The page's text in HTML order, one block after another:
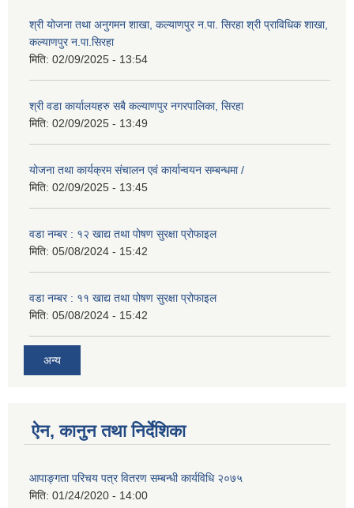
श्री योजना तथा अनुगमन शाखा, कल्याणपुर न.पा. सिरहा श्री प्राविधिक शाखा,
कल्याणपुर न.पा.सिरहा
मिति: 02/09/2025 - 13:54
श्री वडा कार्यालयहरु सबै कल्याणपुर नगरपालिका, सिरहा
मिति: 02/09/2025 - 13:49
योजना तथा कार्यक्रम संचालन एवं कार्यान्वयन सम्बन्धमा /
मिति: 02/09/2025 - 13:45
वडा नम्बर : १२ खाद्य तथा पोषण सुरक्षा प्रोफाइल
मिति: 05/08/2024 - 15:42
वडा नम्बर : ११ खाद्य तथा पोषण सुरक्षा प्रोफाइल
मिति: 05/08/2024 - 15:42
अन्य
ऐन, कानुन तथा निर्देशिका
आपाङ्गता परिचय पत्र वितरण सम्बन्धी कार्यविधि २०७५
मिति: 01/24/2020 - 14:00